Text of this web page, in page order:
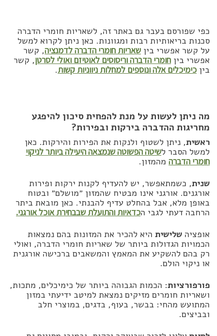
כפי שפורסם בעבר גם באתר זה, לשאריות חומרי הדברה
סכנות בריאותיות רבות ומגוונות. כאן ניתן לקרוא למשל
על קשר אפשרי בין שאריות חומרי הדברה לדמנציה, קשר
אפשרי בין חומרי הדברה וריסוסים לאוטיזם ואולי לסרטן, קשר
בין כימיכלים אלה ונוספים למחלות ניווניות קשות.
מה ניתן לעשות על מנת להפחית סיכון להיפגע
מחריגות ההדברה בירקות ובפירות?
ראשית, ניתן לשטוף ולנקות את הפירות והירקות. כאן
למשל הסבר לשיטה הפשוטה שנמצאה היעילה ביותר לניקוי
חומרי הדברה מהמזון.
שנית, כשמתאפשר, יש להעדיף לקנות ירקות ופירות
אורגנים. אורגני אינו מבטיח שהמזון ״מושלם״ ובטוח
באופן מלא, אבל בהחלט עדיף להבנתי. כאן מובאת ביתר
הרחבה דעתי לגבי הכדאיות והתועלת שבבחירת אוכל אורגני.
אופציה שלישית היא להכיר את המזונות בהם נמצאות
הכמויות הגדולות ביותר של שאריות חומרי הדברה, ואולי
רק בהם להשקיע את המאמץ והמשאבים ברכישה אורגנית
או ניקוי הולם.
פורפורציות: הכמות הגבוהה ביותר של כימיכלים, מתכות,
ושאריות חומרים מזיקים נמצאת למיטב ידיעתי במזון
המתועש מהחי: בבשר, בעוף, בדגים, במוצרי חלב
ובביצים.